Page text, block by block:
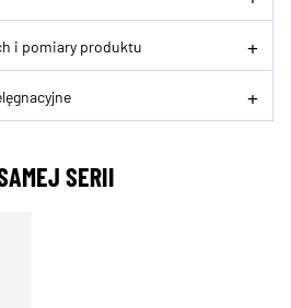
i pomiary produktu
SERII